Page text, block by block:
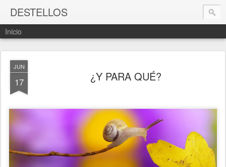
DESTELLOS
Inicio
JUN
17 ¿Y PARA QUÉ?